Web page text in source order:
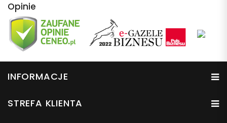
Opinie
INFORMACJE
STREFA KLIENTA